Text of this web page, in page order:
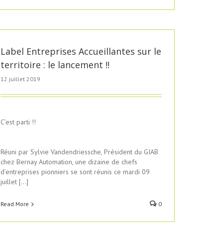
Label Entreprises Accueillantes sur le
territoire : le lancement !!
12 juillet 2019
C’est parti !!
Réuni par Sylvie Vandendriessche, Président du GIAB
chez Bernay Automation, une dizaine de chefs
d’entreprises pionniers se sont réunis ce mardi 09
juillet […]
Read More 0